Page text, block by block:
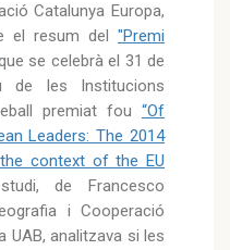
Catalunya Europa,
el resum del "Premi
se celebrà el 31 de
de les Institucions
premiat fou “Of
Leaders: The 2014
context of the EU
de Francesco
i Cooperació
UAB, analitzava si les